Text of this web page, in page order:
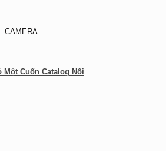
CAMERA
Một Cuốn Catalog Nổi